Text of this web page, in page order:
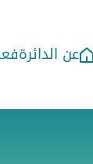
عن الدائرة